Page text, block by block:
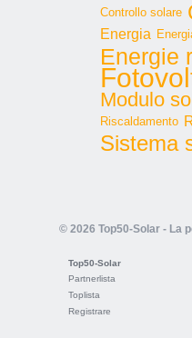
Controllo solare
Energia
Energie
Modulo
Riscaldamento
Sistema
© 2026 Top50-Solar - La
Top50-Solar
Partnerlista
Toplista
Registrare